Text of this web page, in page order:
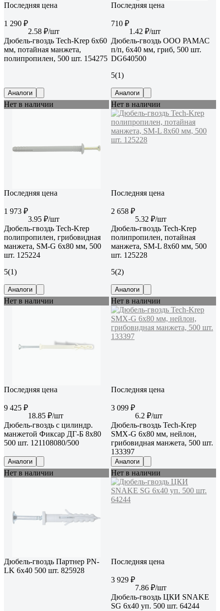
Последняя цена
1 290 ₽
2.58 ₽/шт
Дюбель-гвоздь Tech-Krep 6x60
мм, потайная манжета,
полипропилен, 500 шт. 154275
Аналоги
Последняя цена
710 ₽
1.42 ₽/шт
Дюбель-гвоздь ООО РАМАС
п/п, 6x40 мм, гриб, 500 шт.
DG640500
5(1)
Аналоги
Нет в наличии
Последняя цена
1 973 ₽
3.95 ₽/шт
Дюбель-гвоздь Tech-Krep
полипропилен, грибовидная
манжета, SM-G 6x80 мм, 500
шт. 125224
5(1)
Аналоги
Нет в наличии
Последняя цена
2 658 ₽
5.32 ₽/шт
Дюбель-гвоздь Tech-Krep
полипропилен, потайная
манжета, SM-L 8x60 мм, 500
шт. 125228
5(2)
Аналоги
Нет в наличии
Последняя цена
9 425 ₽
18.85 ₽/шт
Дюбель-гвоздь с цилиндр.
манжетой Фиксар ДГ-Б 8х80
500 шт. 121108080/500
Аналоги
Нет в наличии
Последняя цена
3 099 ₽
6.2 ₽/шт
Дюбель-гвоздь Tech-Krep
SMX-G 6x80 мм, нейлон,
грибовидная манжета, 500 шт.
133397
Аналоги
Нет в наличии
Дюбель-гвоздь Партнер PN-
LK 6x40 500 шт. 825928
Нет в наличии
Последняя цена
3 929 ₽
7.86 ₽/шт
Дюбель-гвоздь ЦКИ SNAKE
SG 6х40 уп. 500 шт. 64244